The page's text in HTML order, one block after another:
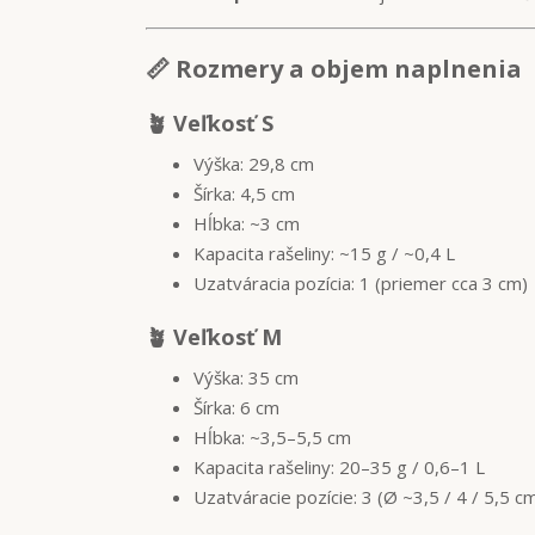
📏 Rozmery a objem naplnenia
🪴 Veľkosť S
Výška: 29,8 cm
Šírka: 4,5 cm
Hĺbka: ~3 cm
Kapacita rašeliny: ~15 g / ~0,4 L
Uzatváracia pozícia: 1 (priemer cca 3 cm)
🪴 Veľkosť M
Výška: 35 cm
Šírka: 6 cm
Hĺbka: ~3,5–5,5 cm
Kapacita rašeliny: 20–35 g / 0,6–1 L
Uzatváracie pozície: 3 (Ø ~3,5 / 4 / 5,5